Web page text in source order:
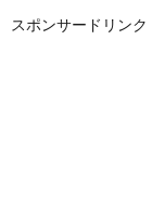
スポンサードリンク